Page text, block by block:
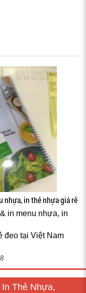
nhựa, in thẻ nhựa giá rẻ
in menu nhựa, in
đeo tại Việt Nam
Thẻ Nhựa,